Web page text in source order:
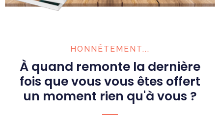
HONNÊTEMENT...
À quand remonte la dernière
fois que vous vous êtes offert
un moment rien qu'à vous ?